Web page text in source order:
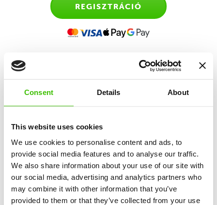
Consent Details About
This website uses cookies
We use cookies to personalise content and ads, to
provide social media features and to analyse our traffic.
We also share information about your use of our site with
our social media, advertising and analytics partners who
may combine it with other information that you’ve
provided to them or that they’ve collected from your use
REGISZTRÁCIÓ
2,5-4 éves kor között
önállóság fejlesztése.
10 alapkészség fejlesztése